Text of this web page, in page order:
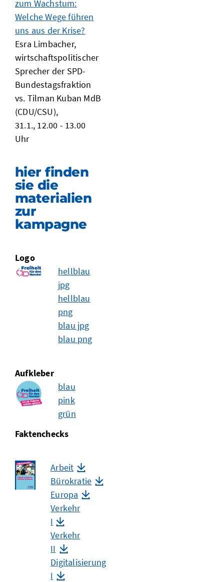
zum Wachstum:
Welche Wege führen
uns aus der Krise?
Esra Limbacher,
wirtschaftspolitischer
Sprecher der SPD-
Bundestagsfraktion
vs. Tilman Kuban MdB
(CDU/CSU),
31.1., 12.00 - 13.00
Uhr
hier finden
sie die
materialien
zur
kampagne
Logo
hellblau
jpg
hellblau
png
blau jpg
blau png
Aufkleber
blau
pink
grün
Faktenchecks
Arbeit
Bürokratie
Europa
Verkehr
I
Verkehr
II
Digitalisierung
I